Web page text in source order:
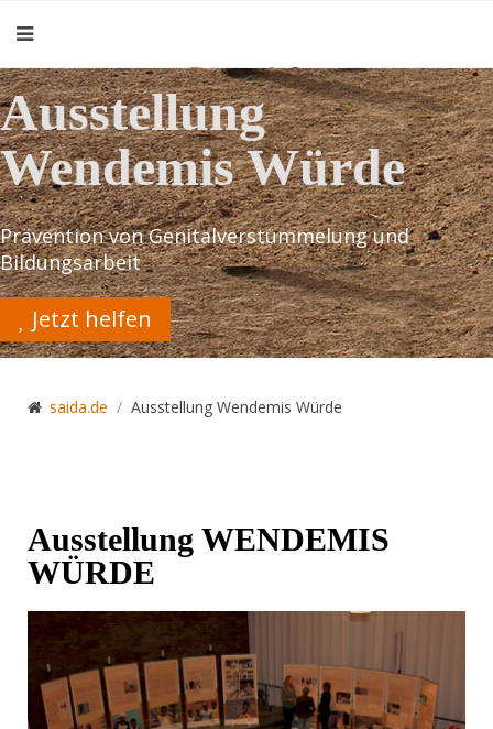
Ausstellung
Wendemis Würde
Prävention von Genitalverstümmelung und
Bildungsarbeit
Jetzt helfen
saida.de Ausstellung Wendemis Würde
Ausstellung WENDEMIS
WÜRDE